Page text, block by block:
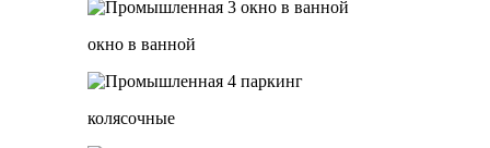
окно в ванной
колясочные